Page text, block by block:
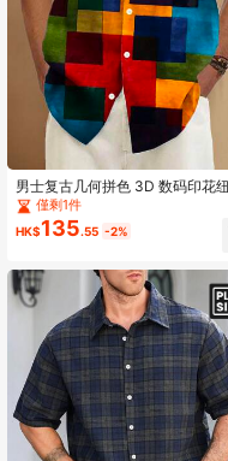
男士复古几何拼色 3D 数码印花
短袖休闲衬衫，加大码
僅剩1件
HK$135.55 -2%